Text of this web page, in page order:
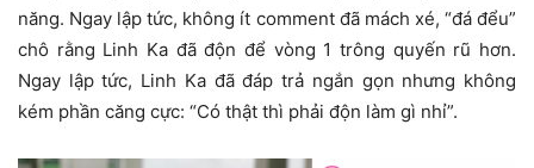
năng. Ngay lập tức, không ít comment đã mách xé, “đá đểu”
chô rằng Linh Ka đã độn để vòng 1 trông quyến rũ hơn.
Ngay lập tức, Linh Ka đã đáp trả ngắn gọn nhưng không
kém phần căng cực: “Có thật thì phải độn làm gì nhỉ”.